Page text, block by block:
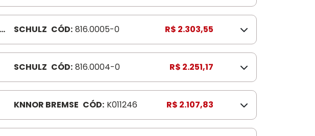
SCHULZ CÓD: 816.0005-0 R$ 2.303,55
SCHULZ CÓD: 816.0004-0 R$ 2.251,17
KNNOR BREMSE CÓD: K011246 R$ 2.107,83